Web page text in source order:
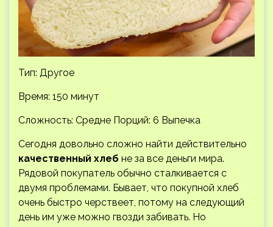
Тип: Другое
Время: 150 минут
Сложность: Средне Порций: 6 Выпечка
Сегодня довольно сложно найти действительно
качественный хлеб не за все деньги мира.
Рядовой покупатель обычно сталкивается с
двумя проблемами. Бывает, что покупной хлеб
очень быстро черствеет, потому на следующий
день им уже можно гвозди забивать. Но